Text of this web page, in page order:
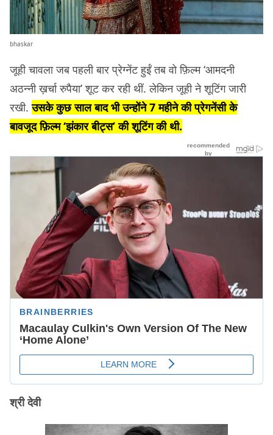
bhaskar
जूही चावला जब पहली बार प्रेग्नेंट हुईं तब वो फ़िल्म ‘आमदनी
अठन्नी ख़र्चा रुपैया’ शूट कर रही थीं. लेकिन जूही ने शूटिंग जारी
रखी.उसके कुछ साल बाद भी उन्होंने 7 महीने की प्रेगनेंसी के
बावजूद फ़िल्म ‘झंकार बीट्स’ की शूटिंग की थी.
श्री देवी